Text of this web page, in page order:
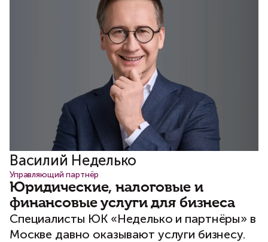
Василий Неделько
Управляющий партнёр
Юридические, налоговые и
финансовые услуги для бизнеса
Специалисты ЮК «Неделько и партнёры» в
Москве давно оказывают услуги бизнесу.